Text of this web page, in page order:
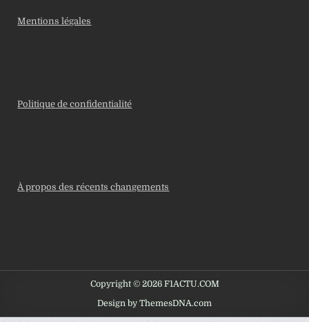
Mentions légales
Politique de confidentialité
À propos des récents changements
Copyright © 2026 F1ACTU.COM
Design by ThemesDNA.com